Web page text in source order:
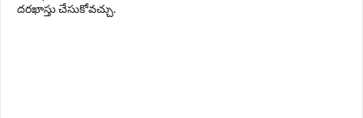
దరఖాస్తు చేసుకోవచ్చు.